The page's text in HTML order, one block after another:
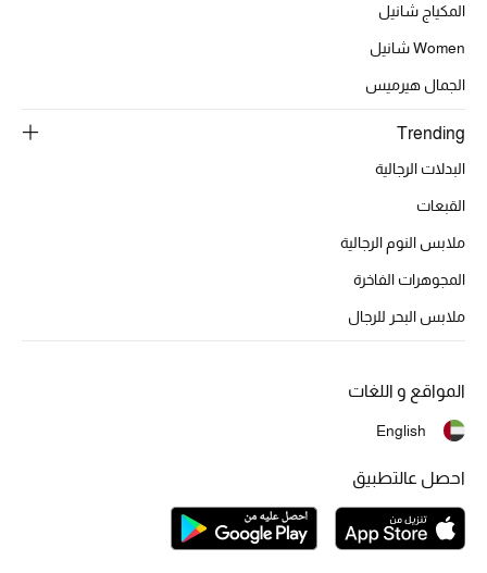
المكياج شانيل
Women شانيل
الجمال هيرميس
Trending
البدلات الرجالية
القبعات
ملابس النوم الرجالية
المجوهرات الفاخرة
ملابس البحر للرجال
المواقع و اللغات
English
احصل عالتطبيق